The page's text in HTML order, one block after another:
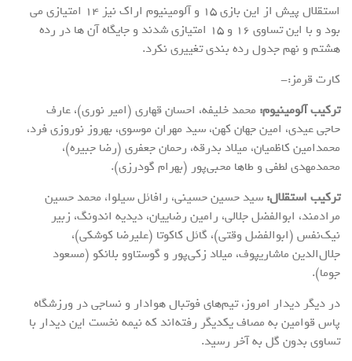
استقلال پیش از این بازی ۱۵ و آلومینیوم اراک نیز ۱۴ امتیازی می
بود و با این تساوی ۱۶ و ۱۵ امتیازی شدند و جایگاه آن ها در رده
هشتم و نهم جدول رده بندی تغییری نکرد.
کارت قرمز:-
ترکیب آلومینیوم: محمد خلیفه، احسان قهاری (امیر نوری)، عارف
حاجی عیدی، امین جهان کهن، سید مهران موسوی، بهروز نوروزی فرد،
محمدامین کاظمیان، میلاد بدرقه، رحمان جعفری (رضا جبیره)،
محمدمهدی لطفی و طاها محبی‌پور (بهرام گودرزی).
ترکیب استقلال: سید حسین حسینی، رافائل سیلوا، محمد حسین
مرادمند، ابوالفضل جلالی، رامین رضاییان، دیدیه اندونگ، زبیر
نیک‌نفس (ابوالفضل وقتی)، گائل کاکوتا (علیرضا کوشکی)،
جلال‌الدین ماشاریپوف، میلاد زکی‌پور و گوستاوو بلانکو (مسعود
جوما).
در دیگر دیدار امروز، تیم‌های فوتبال هوادار و نساجی در ورزشگاه
پاس قوامین به مصاف یکدیگر رفته‌اند که نیمه نخست این دیدار با
تساوی بدون گل به آخر رسید.